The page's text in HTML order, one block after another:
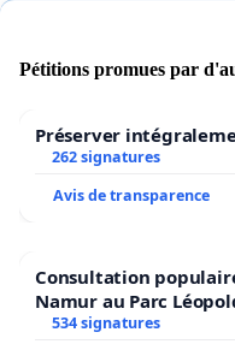
Pétitions promues par
Préserver
262 signatures
Avis de transparence
Consultation
Namur au Parc
534 signatures